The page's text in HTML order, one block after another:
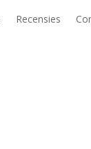
Recensies